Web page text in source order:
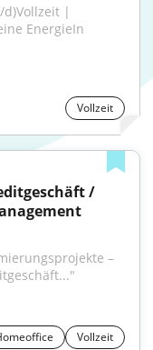
d)Vollzeit |
EnergieIn
Vollzeit
/
–
Vollzeit